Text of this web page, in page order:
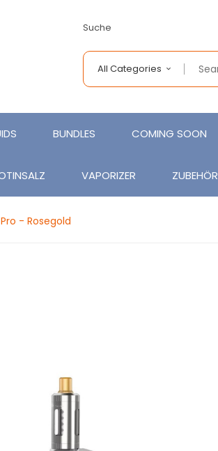
Suche
All Categories
BUNDLES COMING SOON
VAPORIZER ZUBEHÖR
- Rosegold